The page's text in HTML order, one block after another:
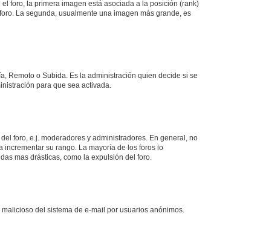
foro, la primera imagen está asociada a la posición (rank)
La segunda, usualmente una imagen más grande, es
Remoto o Subida. Es la administración quien decide si se
para que sea activada.
foro, e.j. moderadores y administradores. En general, no
su rango. La mayoría de los foros lo
mas drásticas, como la expulsión del foro.
del sistema de e-mail por usuarios anónimos.